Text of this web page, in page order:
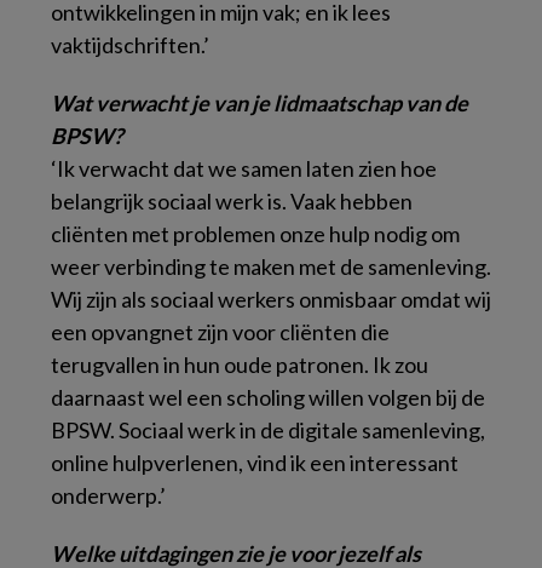
ontwikkelingen in mijn vak; en ik lees
vaktijdschriften.’
Wat verwacht je van je lidmaatschap van de
BPSW?
‘Ik verwacht dat we samen laten zien hoe
belangrijk sociaal werk is. Vaak hebben
cliënten met problemen onze hulp nodig om
weer verbinding te maken met de samenleving.
Wij zijn als sociaal werkers onmisbaar omdat wij
een opvangnet zijn voor cliënten die
terugvallen in hun oude patronen. Ik zou
daarnaast wel een scholing willen volgen bij de
BPSW. Sociaal werk in de digitale samenleving,
online hulpverlenen, vind ik een interessant
onderwerp.’
Welke uitdagingen zie je voor jezelf als